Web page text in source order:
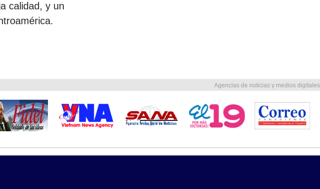
calidad, y un
Agencias de noticias y medios digitales